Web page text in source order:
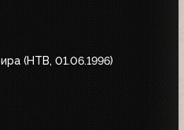
(НТВ, 01.06.1996)